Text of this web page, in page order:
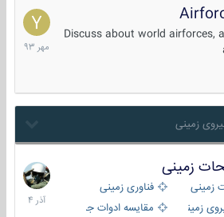
Discuss about world
15
مهر
1393
زمینی
فناوری زمینی
زمینی
مقایسه ادوات جنگی
21
آذر
1404